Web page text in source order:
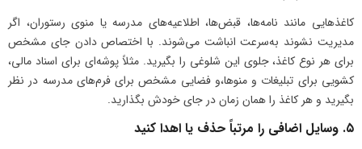
کاغذهایی مانند نامه‌ها، قبض‌ها، اطلاعیه‌های مدرسه یا منوی رستوران، اگر
مدیریت نشوند به‌سرعت انباشت می‌شوند. با اختصاص دادن جای مشخص
برای هر نوع کاغذ، جلوی این شلوغی را بگیرید. مثلاً پوشه‌ای برای اسناد مالی،
کشویی برای تبلیغات و منوها،و فضایی مشخص برای فرم‌های مدرسه در نظر
بگیرید و هر کاغذ را همان زمان در جای خودش بگذارید.
۵. وسایل اضافی را مرتباً حذف یا اهدا کنید